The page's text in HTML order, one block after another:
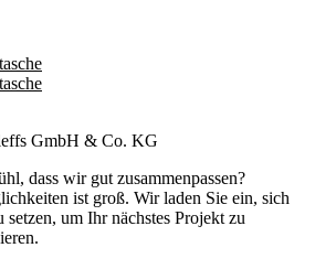
GmbH & Co. KG
dass wir gut zusammenpassen?
ist groß. Wir laden Sie ein, sich
um Ihr nächstes Projekt zu